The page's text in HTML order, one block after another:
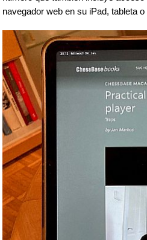
navegador web en su iPad, tableta